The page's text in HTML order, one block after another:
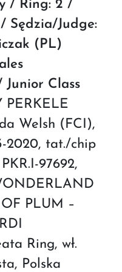
/ Ring: 2 /
Sędzia/Judge:
(PL)
Junior Class
PERKELE
Welsh (FCI),
2020, tat./chip
97692,
PLUM –
Ring, wł.
Polska